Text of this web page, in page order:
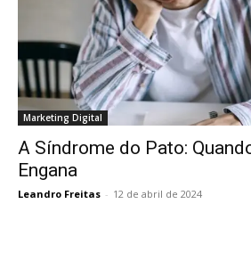
Marketing Digital
A Síndrome do Pato:
Engana
Leandro Freitas - 12 de abril de 2024